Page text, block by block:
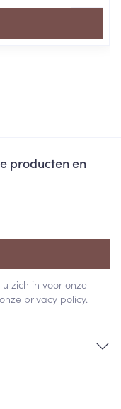
producten en
zich in voor onze
privacy policy.